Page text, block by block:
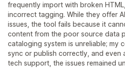
frequently import with broken
incorrect tagging. While they offer
issues, the tool fails because it
content from the poor source data
cataloging system is unreliable; my
sync or publish correctly, and even
tech support, the issues remained